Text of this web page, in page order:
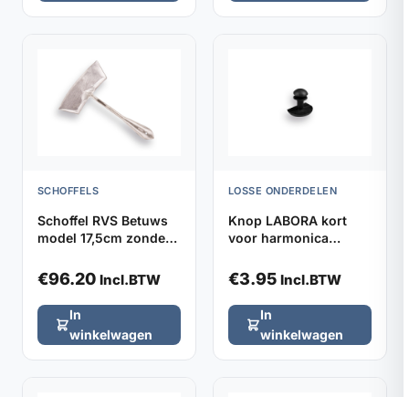
SCHOFFELS
Schoffel RVS Betuws
model 17,5cm zonder
€96.20 Incl.BTW
In
winkelwagen
LOSSE ONDERDELEN
Knop LABORA kort
voor harmonica
verpakt per 2
€3.95 Incl.BTW
In
winkelwagen